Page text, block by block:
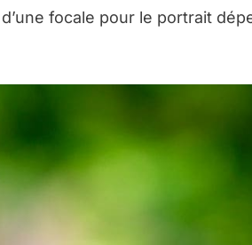
focale pour le portrait